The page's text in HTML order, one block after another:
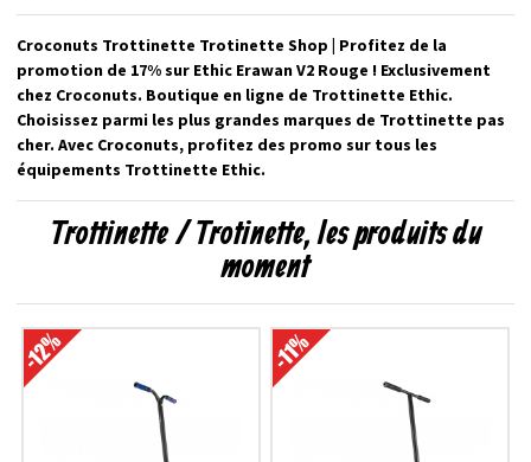
Croconuts Trottinette Trotinette Shop | Profitez de la
promotion de 17% sur Ethic Erawan V2 Rouge ! Exclusivement
chez Croconuts. Boutique en ligne de Trottinette Ethic.
Choisissez parmi les plus grandes marques de Trottinette pas
cher. Avec Croconuts, profitez des promo sur tous les
équipements Trottinette Ethic.
Trottinette / Trotinette, les produits du
moment